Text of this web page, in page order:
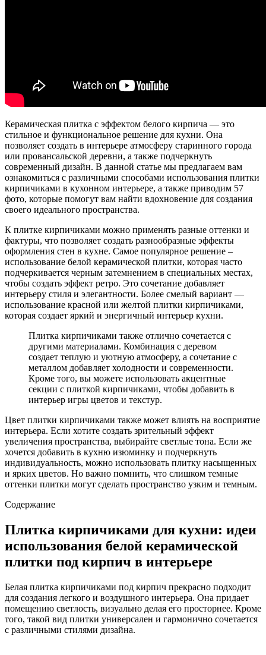
Керамическая плитка с эффектом белого кирпича — это
стильное и функциональное решение для кухни. Она
позволяет создать в интерьере атмосферу старинного города
или провансальской деревни, а также подчеркнуть
современный дизайн. В данной статье мы предлагаем вам
ознакомиться с различными способами использования плитки
кирпичиками в кухонном интерьере, а также приводим 57
фото, которые помогут вам найти вдохновение для создания
своего идеального пространства.
К плитке кирпичиками можно применять разные оттенки и
фактуры, что позволяет создать разнообразные эффекты
оформления стен в кухне. Самое популярное решение –
использование белой керамической плитки, которая часто
подчеркивается черным затемнением в специальных местах,
чтобы создать эффект ретро. Это сочетание добавляет
интерьеру стиля и элегантности. Более смелый вариант —
использование красной или желтой плитки кирпичиками,
которая создает яркий и энергичный интерьер кухни.
Плитка кирпичиками также отлично сочетается с
другими материалами. Комбинация с деревом
создает теплую и уютную атмосферу, а сочетание с
металлом добавляет холодности и современности.
Кроме того, вы можете использовать акцентные
секции с плиткой кирпичиками, чтобы добавить в
интерьер игры цветов и текстур.
Цвет плитки кирпичиками также может влиять на восприятие
интерьера. Если хотите создать зрительный эффект
увеличения пространства, выбирайте светлые тона. Если же
хочется добавить в кухню изюминку и подчеркнуть
индивидуальность, можно использовать плитку насыщенных
и ярких цветов. Но важно помнить, что слишком темные
оттенки плитки могут сделать пространство узким и темным.
Содержание
Плитка кирпичиками для кухни: идеи
использования белой керамической
плитки под кирпич в интерьере
Белая плитка кирпичиками под кирпич прекрасно подходит
для создания легкого и воздушного интерьера. Она придает
помещению светлость, визуально делая его просторнее. Кроме
того, такой вид плитки универсален и гармонично сочетается
с различными стилями дизайна.